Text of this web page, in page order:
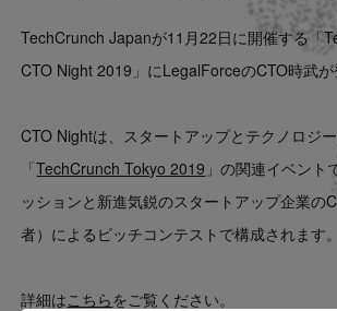
LegalOn Now
Contact
US website
TechCrunch Japanが11月22日に開催する「
CTO Night 2019」にLegalForceのCTO時武
CTO Nightは、スタートアップとテクノロジ
「TechCrunch Tokyo 2019 」の関連イベント
ッションと新進気鋭のスタートアップ企業の
者）によるピッチコンテストで構成されます。
詳細はこちら をご覧ください。